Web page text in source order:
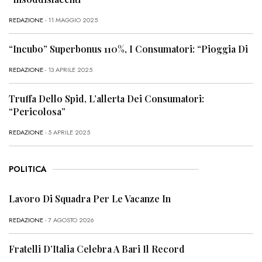
REDAZIONE- 11 MAGGIO 2025
“Incubo” Superbonus 110%, I Consumatori: “Pioggia Di
REDAZIONE- 13 APRILE 2025
Truffa Dello Spid, L’allerta Dei Consumatori:
“Pericolosa”
REDAZIONE- 5 APRILE 2025
POLITICA
Lavoro Di Squadra Per Le Vacanze In
REDAZIONE- 7 AGOSTO 2026
Fratelli D’Italia Celebra A Bari Il Record